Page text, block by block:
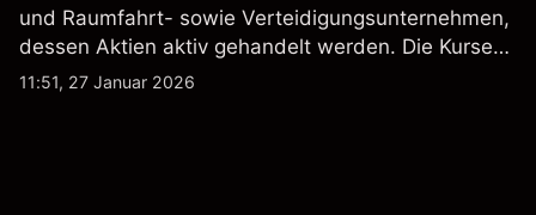
und Raumfahrt- sowie Verteidigungsunternehmen,
dessen Aktien aktiv gehandelt werden. Die Kurse
werden von Unternehmensergebnissen,
11:51, 27 Januar 2026